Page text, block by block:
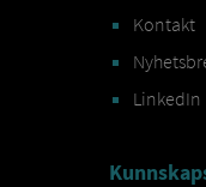
Kontakt
LinkedIn